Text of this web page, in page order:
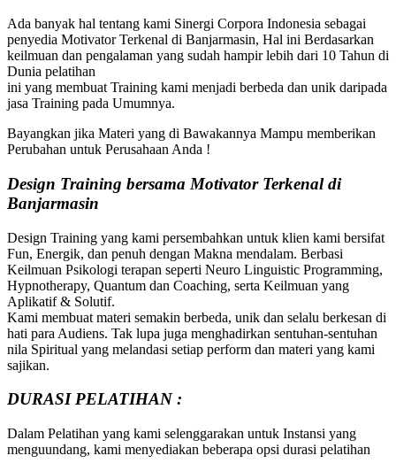
Ada banyak hal tentang kami Sinergi Corpora Indonesia sebagai
penyedia Motivator Terkenal di Banjarmasin, Hal ini Berdasarkan
keilmuan dan pengalaman yang sudah hampir lebih dari 10 Tahun di
Dunia pelatihan
ini yang membuat Training kami menjadi berbeda dan unik daripada
jasa Training pada Umumnya.
Bayangkan jika Materi yang di Bawakannya Mampu memberikan
Perubahan untuk Perusahaan Anda !
Design Training bersama Motivator Terkenal di
Banjarmasin
Design Training yang kami persembahkan untuk klien kami bersifat
Fun, Energik, dan penuh dengan Makna mendalam. Berbasi
Keilmuan Psikologi terapan seperti Neuro Linguistic Programming,
Hypnotherapy, Quantum dan Coaching, serta Keilmuan yang
Aplikatif & Solutif.
Kami membuat materi semakin berbeda, unik dan selalu berkesan di
hati para Audiens. Tak lupa juga menghadirkan sentuhan-sentuhan
nila Spiritual yang melandasi setiap perform dan materi yang kami
sajikan.
DURASI PELATIHAN :
Dalam Pelatihan yang kami selenggarakan untuk Instansi yang
menguundang, kami menyediakan beberapa opsi durasi pelatihan